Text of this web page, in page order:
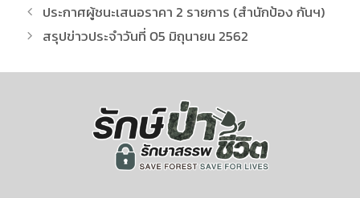
ประกาศผู้ชนะเสนอราคา 2 รายการ (สำนักป้อง กันฯ)
สรุปข่าวประจำวันที่ 05 มิถุนายน 2562